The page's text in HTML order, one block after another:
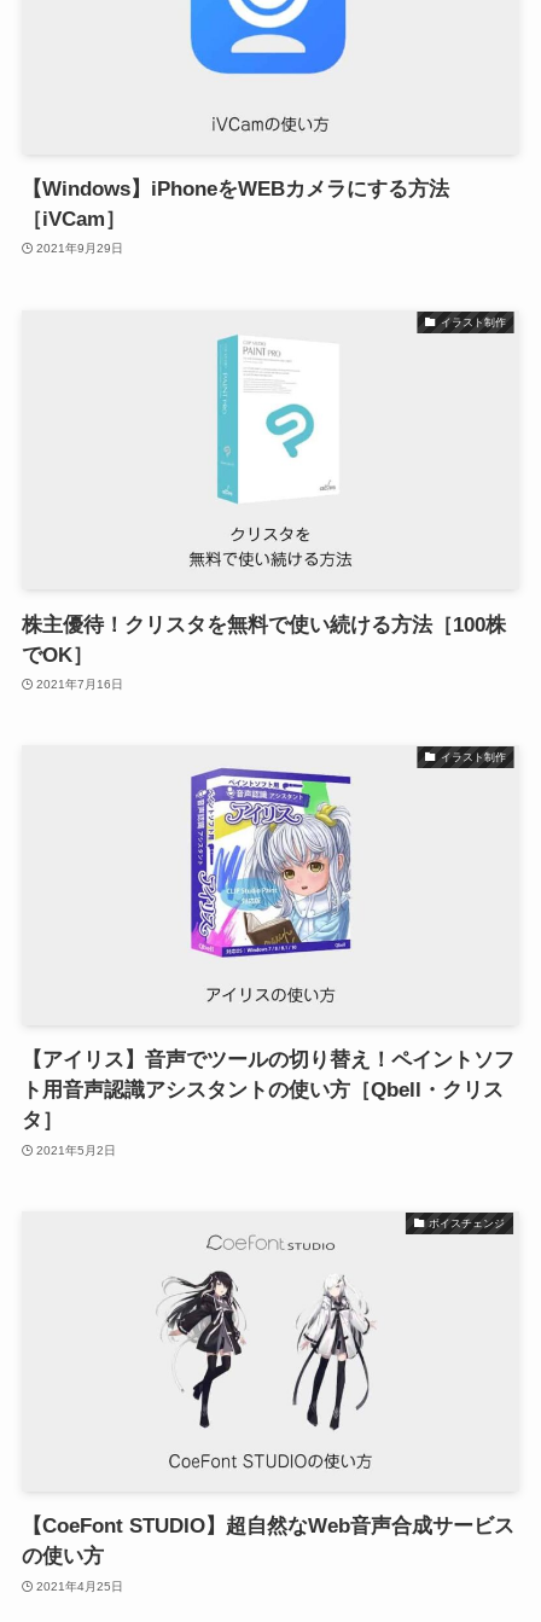
【Windows】iPhoneをWEBカメラにする方法
［iVCam］
2021年9月29日
イラスト制作
株主優待！クリスタを無料で使い続ける方法［100株
でOK］
2021年7月16日
イラスト制作
【アイリス】音声でツールの切り替え！ペイントソフ
ト用音声認識アシスタントの使い方［Qbell・クリス
タ］
2021年5月2日
ボイスチェンジ
【CoeFont STUDIO】超自然なWeb音声合成サービス
の使い方
2021年4月25日